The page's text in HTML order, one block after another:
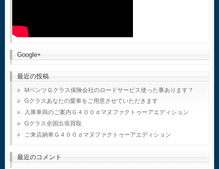
Google+
最近の投稿
MベンツＧクラス保険会社のロードサービス使った事あります？
Gクラスあなたの愛車をご用意させていただきます
入庫車両のご案内Ｇ４００ｄマヌファクトゥーアエディション
Gクラス全国出張買取
ご来店納車Ｇ４００ｄマヌファクトゥーアエディション
最近のコメント